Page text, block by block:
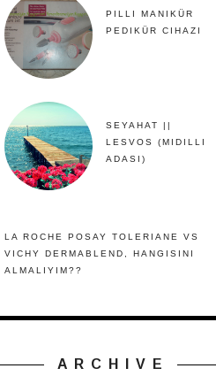
PILLI MANIKÜR
PEDIKÜR CIHAZI
SEYAHAT ||
LESVOS (MIDILLI
ADASI)
LA ROCHE POSAY TOLERIANE VS
VICHY DERMABLEND, HANGISINI
ALMALIYIM??
A R C H I V E